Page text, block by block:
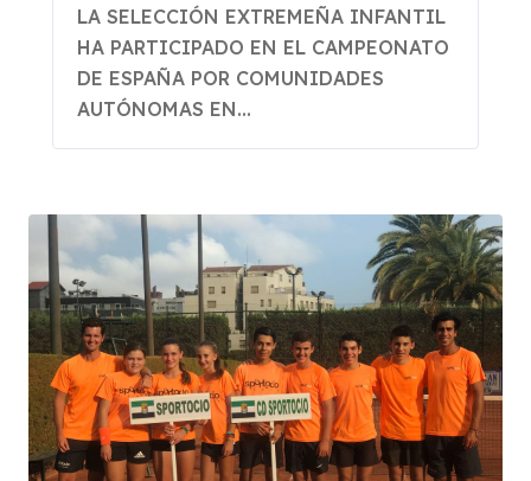
Autónomas
LA SELECCIÓN EXTREMEÑA INFANTIL
HA PARTICIPADO EN EL CAMPEONATO
DE ESPAÑA POR COMUNIDADES
AUTÓNOMAS EN...